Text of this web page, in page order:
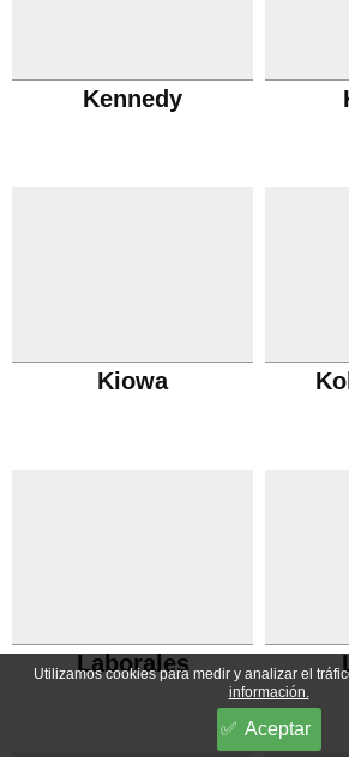
Kennedy
Kiowa
Laborales
Utilizamos cookies para medir y analizar el
información.
Aceptar